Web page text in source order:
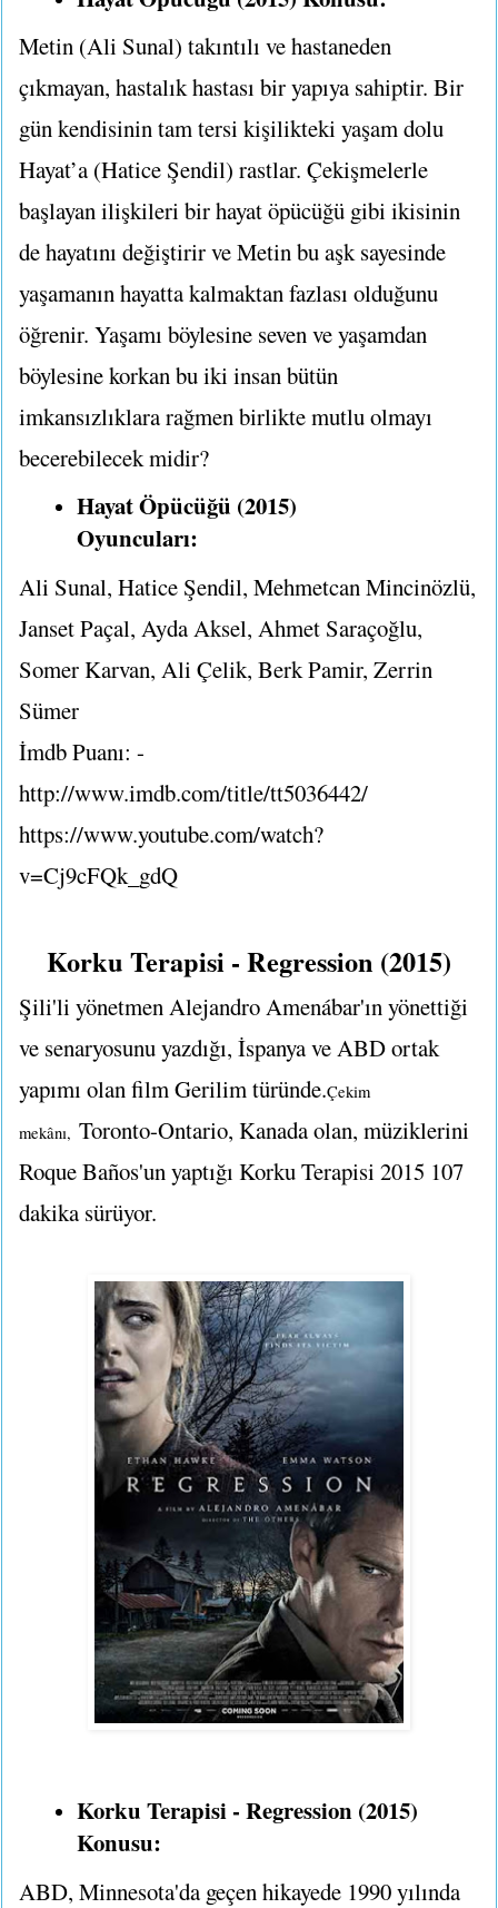
Metin (Ali Sunal) takıntılı ve hastaneden
çıkmayan, hastalık hastası bir yapıya sahiptir. Bir
gün kendisinin tam tersi kişilikteki yaşam dolu
Hayat’a (Hatice Şendil) rastlar. Çekişmelerle
başlayan ilişkileri bir hayat öpücüğü gibi ikisinin
de hayatını değiştirir ve Metin bu aşk sayesinde
yaşamanın hayatta kalmaktan fazlası olduğunu
öğrenir. Yaşamı böylesine seven ve yaşamdan
böylesine korkan bu iki insan bütün
imkansızlıklara rağmen birlikte mutlu olmayı
becerebilecek midir?
Hayat Öpücüğü (2015)
Oyuncuları:
Ali Sunal, Hatice Şendil, Mehmetcan Mincinözlü,
Janset Paçal, Ayda Aksel, Ahmet Saraçoğlu,
Somer Karvan, Ali Çelik, Berk Pamir, Zerrin
Sümer
İmdb Puanı: -
http://www.imdb.com/title/tt5036442/
https://www.youtube.com/watch?
v=Cj9cFQk_gdQ
Korku Terapisi - Regression (2015)
Şili'li yönetmen Alejandro Amenábar'ın yönettiği
ve senaryosunu yazdığı, İspanya ve ABD ortak
yapımı olan film Gerilim türünde.Çekim
mekânı, Toronto-Ontario, Kanada olan, müziklerini
Roque Baños'un yaptığı Korku Terapisi 2015 107
dakika sürüyor.
Korku Terapisi - Regression (2015)
Konusu:
ABD, Minnesota'da geçen hikayede 1990 yılında